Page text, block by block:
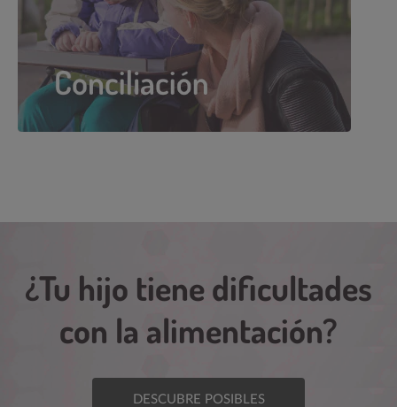
¿Tu hijo tiene dificultades
con la alimentación?
DESCUBRE POSIBLES